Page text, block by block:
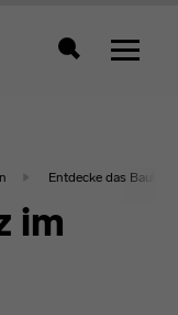
Zeigt
Entdecke das
im